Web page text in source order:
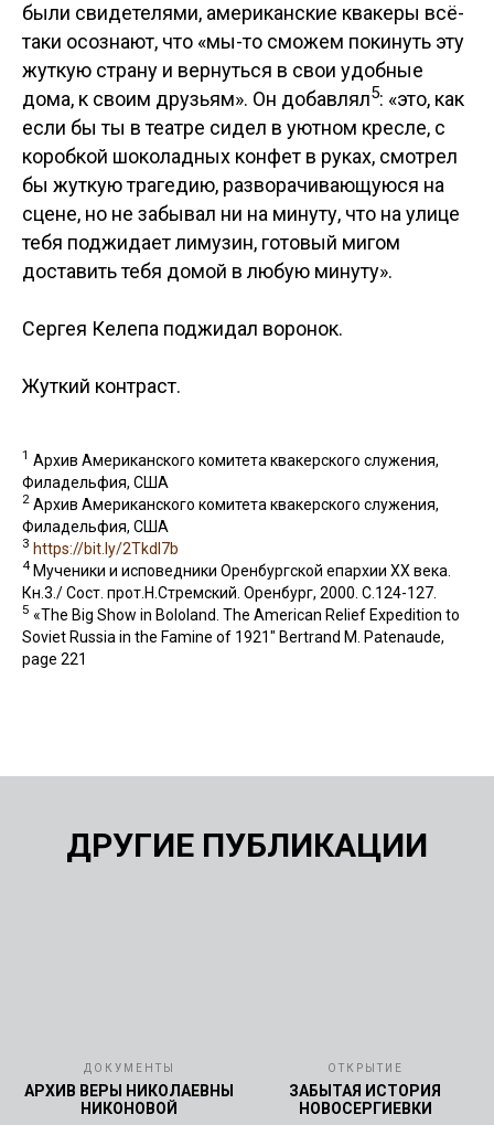
были свидетелями, американские квакеры всё-
таки осознают, что «мы-то сможем покинуть эту
жуткую страну и вернуться в свои удобные
дома, к своим друзьям». Он добавлял5: «это, как
если бы ты в театре сидел в уютном кресле, с
коробкой шоколадных конфет в руках, смотрел
бы жуткую трагедию, разворачивающуюся на
сцене, но не забывал ни на минуту, что на улице
тебя поджидает лимузин, готовый мигом
доставить тебя домой в любую минуту».
Сергея Келепа поджидал воронок.
Жуткий контраст.
1 Архив Американского комитета квакерского служения,
Филадельфия, США
2 Архив Американского комитета квакерского служения,
Филадельфия, США
3 https://bit.ly/2Tkdl7b
4 Мученики и исповедники Оренбургской епархии ХХ века.
Кн.3./ Сост. прот.Н.Стремский. Оренбург, 2000. С.124-127.
5 «The Big Show in Bololand. The American Relief Expedition to
Soviet Russia in the Famine of 1921" Bertrand M. Patenaude,
page 221
ДРУГИЕ ПУБЛИКАЦИИ
ДОКУМЕНТЫ
АРХИВ ВЕРЫ НИКОЛАЕВНЫ
НИКОНОВОЙ
ОТКРЫТИЕ
ЗАБЫТАЯ ИСТОРИЯ
НОВОСЕРГИЕВКИ